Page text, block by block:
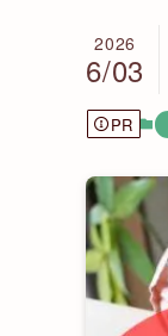
2026
6/03
PR